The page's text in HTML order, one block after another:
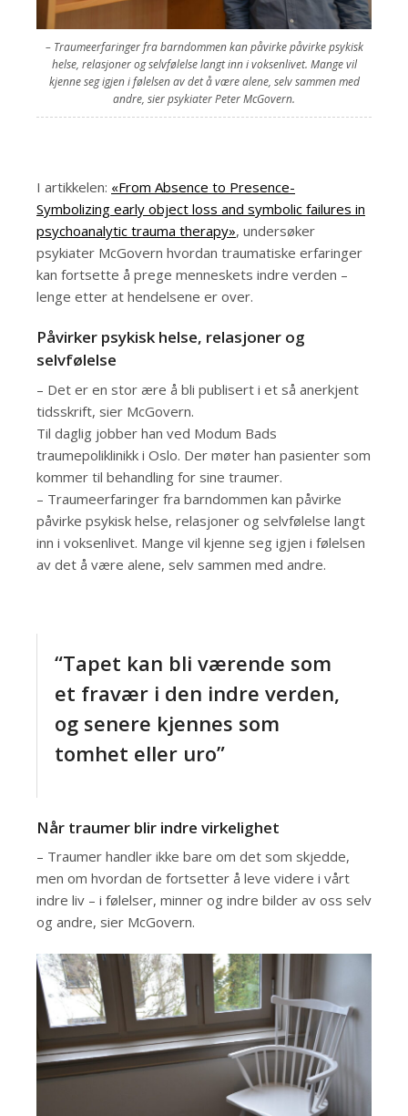
– Traumeerfaringer fra barndommen kan påvirke påvirke psykisk
helse, relasjoner og selvfølelse langt inn i voksenlivet. Mange vil
kjenne seg igjen i følelsen av det å være alene, selv sammen med
andre, sier psykiater Peter McGovern.
I artikkelen: «From Absence to Presence-
Symbolizing early object loss and symbolic failures in
psychoanalytic trauma therapy», undersøker
psykiater McGovern hvordan traumatiske erfaringer
kan fortsette å prege menneskets indre verden –
lenge etter at hendelsene er over.
Påvirker psykisk helse, relasjoner og
selvfølelse
– Det er en stor ære å bli publisert i et så anerkjent
tidsskrift, sier McGovern.
Til daglig jobber han ved Modum Bads
traumepoliklinikk i Oslo. Der møter han pasienter som
kommer til behandling for sine traumer.
– Traumeerfaringer fra barndommen kan påvirke
påvirke psykisk helse, relasjoner og selvfølelse langt
inn i voksenlivet. Mange vil kjenne seg igjen i følelsen
av det å være alene, selv sammen med andre.
“Tapet kan bli værende som
et fravær i den indre verden,
og senere kjennes som
tomhet eller uro”
Når traumer blir indre virkelighet
– Traumer handler ikke bare om det som skjedde,
men om hvordan de fortsetter å leve videre i vårt
indre liv – i følelser, minner og indre bilder av oss selv
og andre, sier McGovern.